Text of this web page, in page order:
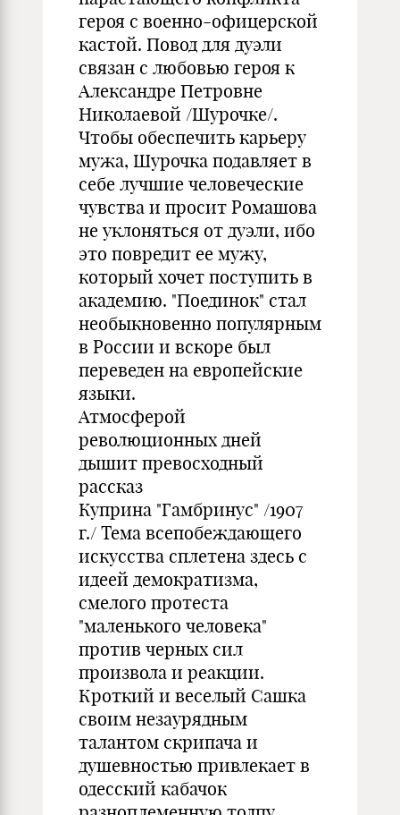
героя с военно-офицерской
кастой. Повод для дуэли
связан с любовью героя к
Александре Петровне
Николаевой /Шурочке/.
Чтобы обеспечить карьеру
мужа, Шурочка подавляет в
себе лучшие человеческие
чувства и просит Ромашова
не уклоняться от дуэли, ибо
это повредит ее мужу,
который хочет поступить в
академию. "Поединок" стал
необыкновенно популярным
в России и вскоре был
переведен на европейские
языки.
Атмосферой
революционных дней
дышит превосходный
рассказ
Куприна "Гамбринус" /1907
г./ Тема всепобеждающего
искусства сплетена здесь с
идеей демократизма,
смелого протеста
"маленького человека"
против черных сил
произвола и реакции.
Кроткий и веселый Сашка
своим незаурядным
талантом скрипача и
душевностью привлекает в
одесский кабачок